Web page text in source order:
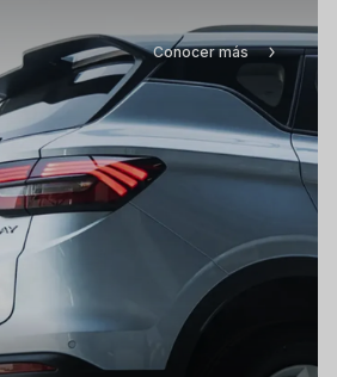
Conocer más